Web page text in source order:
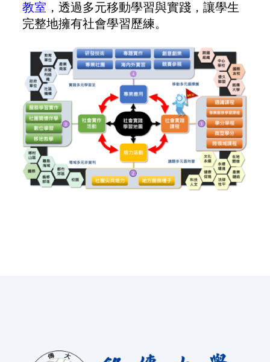
教室 ，透過多元移動學習與實踐，讓學生
完整地擁有社會學習歷練。